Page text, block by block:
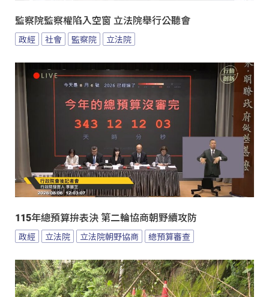
監察院監察權陷入空窗 立法院舉行公聽會
政經 社會 監察院 立法院
115年總預算拚表決 第二輪協商朝野續攻防
政經 立法院 立法院朝野協商 總預算審查